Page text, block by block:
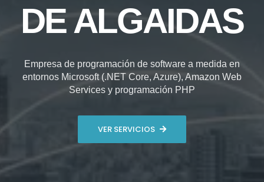
DE ALGAIDAS
Empresa de programación de software a medida en
entornos Microsoft (.NET Core, Azure), Amazon Web
Services y programación PHP
VER SERVICIOS